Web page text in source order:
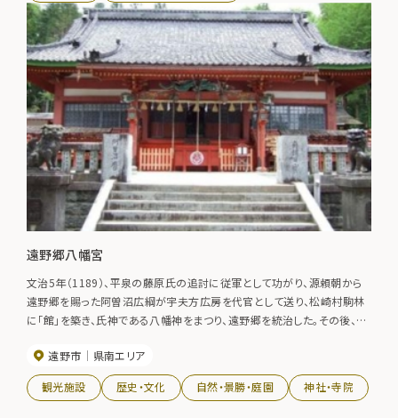
遠野郷八幡宮
文治5年（1189）、平泉の藤原氏の追討に従軍として功がり、源頼朝から
遠野郷を賜った阿曽沼広綱が宇夫方広房を代官として送り、松崎村駒林
に「館」を築き、氏神である八幡神をまつり、遠野郷を統治した。その後、阿
敬した。遠野郷の総鎮守。祭日は9月中旬で各郷土芸能が出揃う。
遠野市 県南エリア
観光施設 歴史・文化 自然・景勝・庭園 神社・寺院